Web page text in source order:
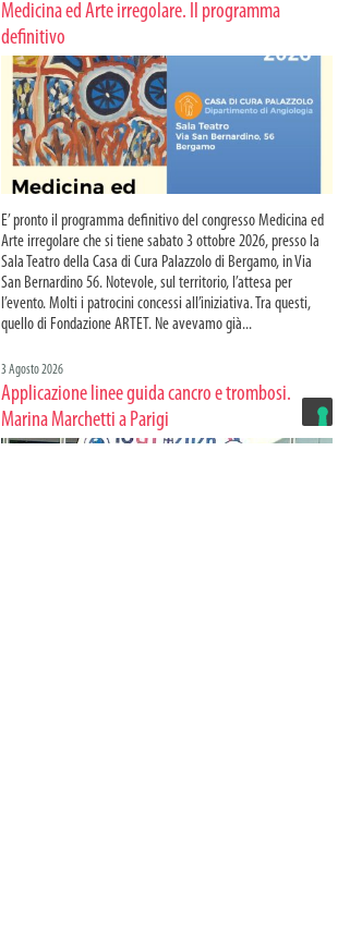
Medicina ed Arte irregolare. Il programma
definitivo
E’ pronto il programma definitivo del congresso Medicina ed
Arte irregolare che si tiene sabato 3 ottobre 2026, presso la
Sala Teatro della Casa di Cura Palazzolo di Bergamo, in Via
San Bernardino 56. Notevole, sul territorio, l’attesa per
l’evento. Molti i patrocini concessi all’iniziativa. Tra questi,
quello di Fondazione ARTET. Ne avevamo già...
3 Agosto 2026
Applicazione linee guida cancro e trombosi.
Marina Marchetti a Parigi